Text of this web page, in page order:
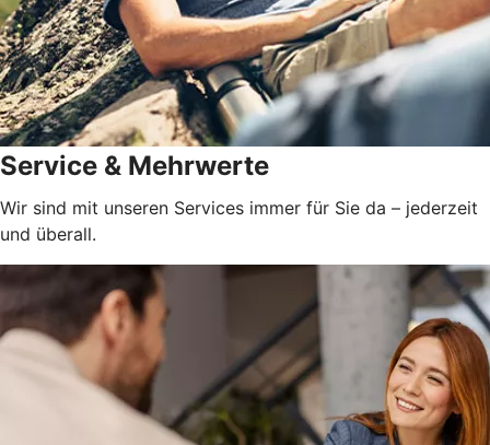
Service & Mehrwerte
Wir sind mit unseren Services immer für Sie da – jederzeit
und überall.